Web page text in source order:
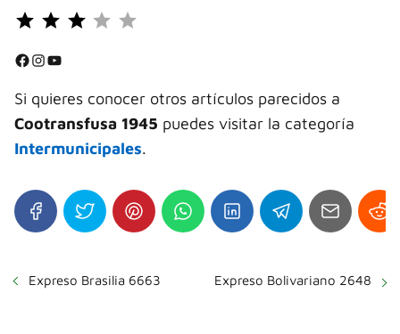
⭐
⭐
Facebook InstagramYouTube
Si quieres conocer otros artículos parecidos a
Cootransfusa 1945 puedes visitar la categoría
Intermunicipales.
Expreso Brasilia 6663 Expreso Bolivariano 2648